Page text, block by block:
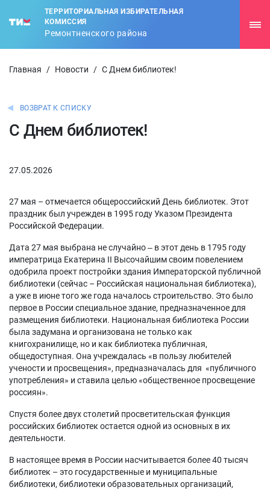
ТЕРРИТОРИАЛЬНАЯ ИЗБИРАТЕЛЬНАЯ
КОМИССИЯ
Ремонтненского района
Главная / Новости / С Днем библиотек!
ВОЗВРАТ К СПИСКУ
С Днем библиотек!
27.05.2026
27 мая – отмечается общероссийский День библиотек. Этот
праздник был учрежден в 1995 году Указом Президента
Российской Федерации.
Дата 27 мая выбрана не случайно ‒ в этот день в 1795 году
императрица Екатерина II Высочайшим своим повелением
одобрила проект постройки здания Императорской публичной
библиотеки (сейчас – Российская национальная библиотека),
а уже в июне того же года началось строительство. Это было
первое в России специальное здание, предназначенное для
размещения библиотеки. Национальная библиотека России
была задумана и организована не только как
книгохранилище, но и как библиотека публичная,
общедоступная. Она учреждалась «в пользу любителей
учености и просвещения», предназначалась для «публичного
употребления» и ставила целью «общественное просвещение
россиян».
Спустя более двух столетий просветительская функция
российских библиотек остается одной из основных в их
деятельности.
В настоящее время в России насчитывается более 40 тысяч
библиотек – это государственные и муниципальные
библиотеки, библиотеки образовательных организаций,